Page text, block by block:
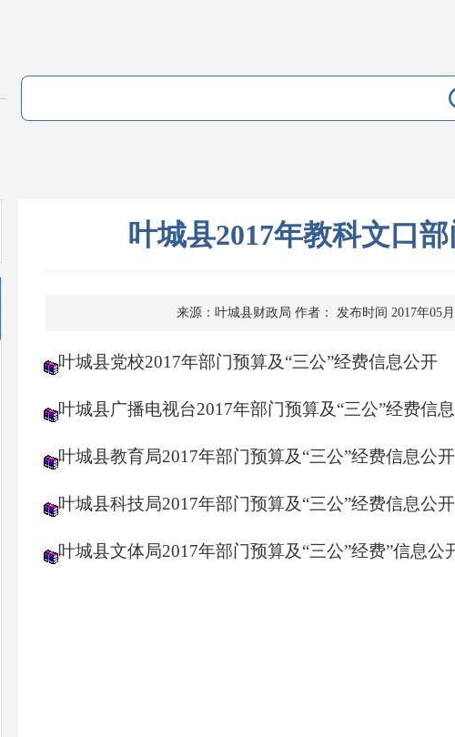
叶城县2017年教科文口
来源：叶城县财政局 作者： 发布时间 2017年05月
叶城县党校2017年部门预算及“三公”经费信息公开
叶城县广播电视台2017年部门预算及“三公”经费信
叶城县教育局2017年部门预算及“三公”经费信息公开
叶城县科技局2017年部门预算及“三公”经费信息公开
叶城县文体局2017年部门预算及“三公”经费”信息公